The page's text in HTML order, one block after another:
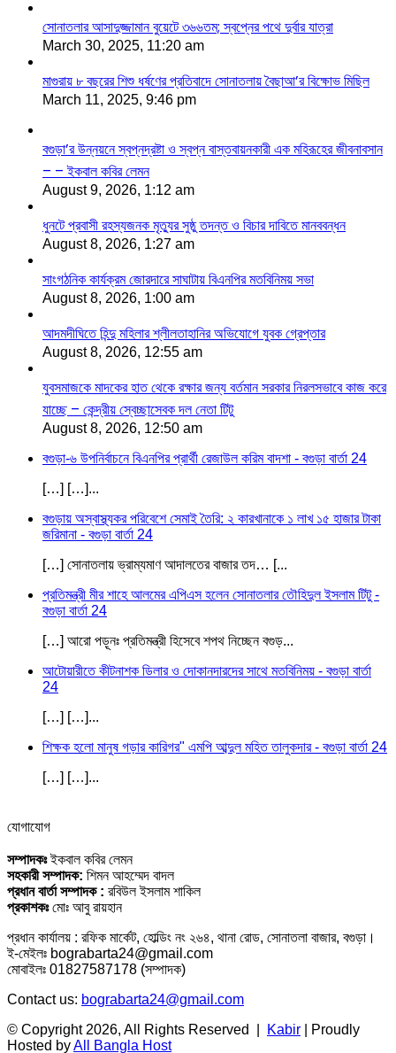
সোনাতলার আসাদুজ্জামান বুয়েটে ৩৬৬তম; স্বপ্নের পথে দুর্বার যাত্রা
March 30, 2025, 11:20 am
মাগুরায় ৮ বছরের শিশু ধর্ষণের প্রতিবাদে সোনাতলায় বৈছাআ’র বিক্ষোভ মিছিল
March 11, 2025, 9:46 pm
বগুড়া’র উন্নয়নে স্বপ্নদ্রষ্টা ও স্বপ্ন বাস্তবায়নকারী এক মহিরূহের জীবনাবসান
– – ইকবাল কবির লেমন
August 9, 2026, 1:12 am
ধুনটে প্রবাসী রহস্যজনক মৃত্যুর সুষ্ঠু তদন্ত ও বিচার দাবিতে মানববন্ধন
August 8, 2026, 1:27 am
সাংগঠনিক কার্যক্রম জোরদারে সাঘাটায় বিএনপির মতবিনিময় সভা
August 8, 2026, 1:00 am
আদমদীঘিতে হিন্দু মহিলার শ্লীলতাহানির অভিযোগে যুবক গ্রেপ্তার
August 8, 2026, 12:55 am
যুবসমাজকে মাদকের হাত থেকে রক্ষার জন্য বর্তমান সরকার নিরলসভাবে কাজ করে
যাচ্ছে – কেন্দ্রীয় স্বেচ্ছাসেবক দল নেতা টিটু
August 8, 2026, 12:50 am
বগুড়া-৬ উপনির্বাচনে বিএনপির প্রার্থী রেজাউল করিম বাদশা - বগুড়া বার্তা 24
[…] […]...
বগুড়ায় অস্বাস্থ্যকর পরিবেশে সেমাই তৈরি: ২ কারখানাকে ১ লাখ ১৫ হাজার টাকা
জরিমানা - বগুড়া বার্তা 24
[…] সোনাতলায় ভ্রাম্যমাণ আদালতের বাজার তদ… [...
প্রতিমন্ত্রী মীর শাহে আলমের এপিএস হলেন সোনাতলার তৌহিদুল ইসলাম টিটু -
বগুড়া বার্তা 24
[…] আরো পড়ূনঃ প্রতিমন্ত্রী হিসেবে শপথ নিচ্ছেন বগুড়...
আটোয়ারীতে কীটনাশক ডিলার ও দোকানদারদের সাথে মতবিনিময় - বগুড়া বার্তা
24
[…] […]...
শিক্ষক হলো মানুষ গড়ার কারিগর" এমপি আব্দুল মহিত তালুকদার - বগুড়া বার্তা 24
[…] […]...
যোগাযোগ
সম্পাদকঃইকবাল কবির লেমন
সহকারী সম্পাদক: শিমন আহম্মেদ বাদল
প্রধান বার্তা সম্পাদক : রবিউল ইসলাম শাকিল
প্রকাশকঃমোঃ আবু রায়হান
প্রধান কার্যালয় : রফিক মার্কেট, হোল্ডিং নং ২৬৪, থানা রোড, সোনাতলা বাজার, বগুড়া।
ই-মেইলঃ bograbarta24@gmail.com
মোবাইলঃ 01827587178 (সম্পাদক)
Contact us: bograbarta24@gmail.com
© Copyright 2026, All Rights Reserved |
Kabir | Proudly
Hosted byAll Bangla Host